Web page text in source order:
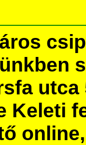
utca
Keleti